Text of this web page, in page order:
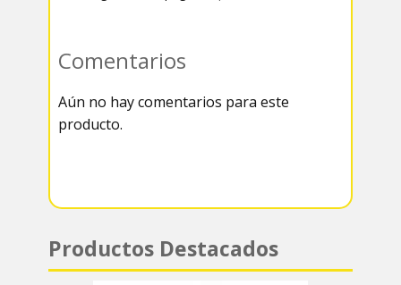
k
rr
a
m
s
A
p
Comentarios
Aún no hay comentarios para este
producto.
Productos Destacados